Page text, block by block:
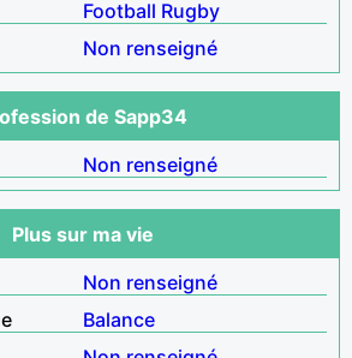
Football Rugby
Non renseigné
de Sapp34
Non renseigné
Plus sur ma vie
Non renseigné
Balance